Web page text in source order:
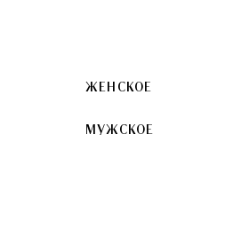
ЖЕНСКОЕ
МУЖСКОЕ